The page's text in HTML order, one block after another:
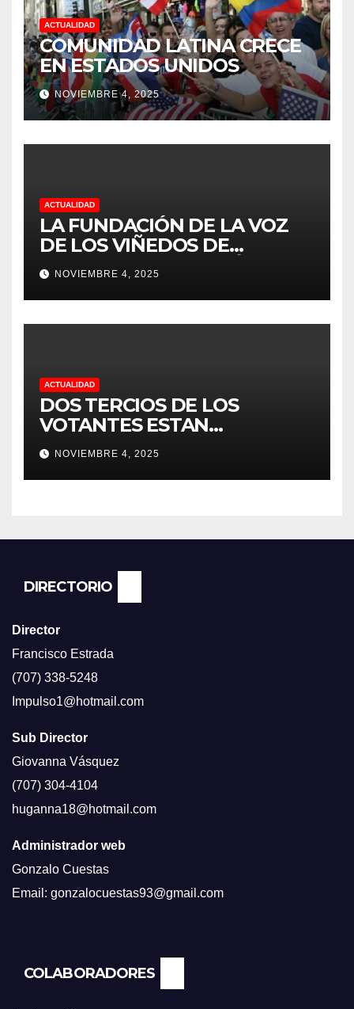
ACTUALIDAD
COMUNIDAD LATINA CRECE
EN ESTADOS UNIDOS
NOVIEMBRE 4, 2025
ACTUALIDAD
LA FUNDACIÓN DE LA VOZ
DE LOS VIÑEDOS DE
SONOMA RECONOCIÓ A
CUATRO “ EMPLEADOS DEL
MES” POR SU LIDERAZGO Y
DEDICACIÓN EN LOS
NOVIEMBRE 4, 2025
ACTUALIDAD
DOS TERCIOS DE LOS
VOTANTES ESTAN
FRUSTRADOS CON TRUMP
PORQUE EL COSTO DE VIDA
CADA DIA SUBE Y LA
NEWS.
NOVIEMBRE 4, 2025
DIRECTORIO
Director
Francisco Estrada
(707) 338-5248
Impulso1@hotmail.com
Sub Director
Giovanna Vásquez
(707) 304-4104
huganna18@hotmail.com
Administrador web
Gonzalo Cuestas
Email: gonzalocuestas93@gmail.com
COLABORADORES